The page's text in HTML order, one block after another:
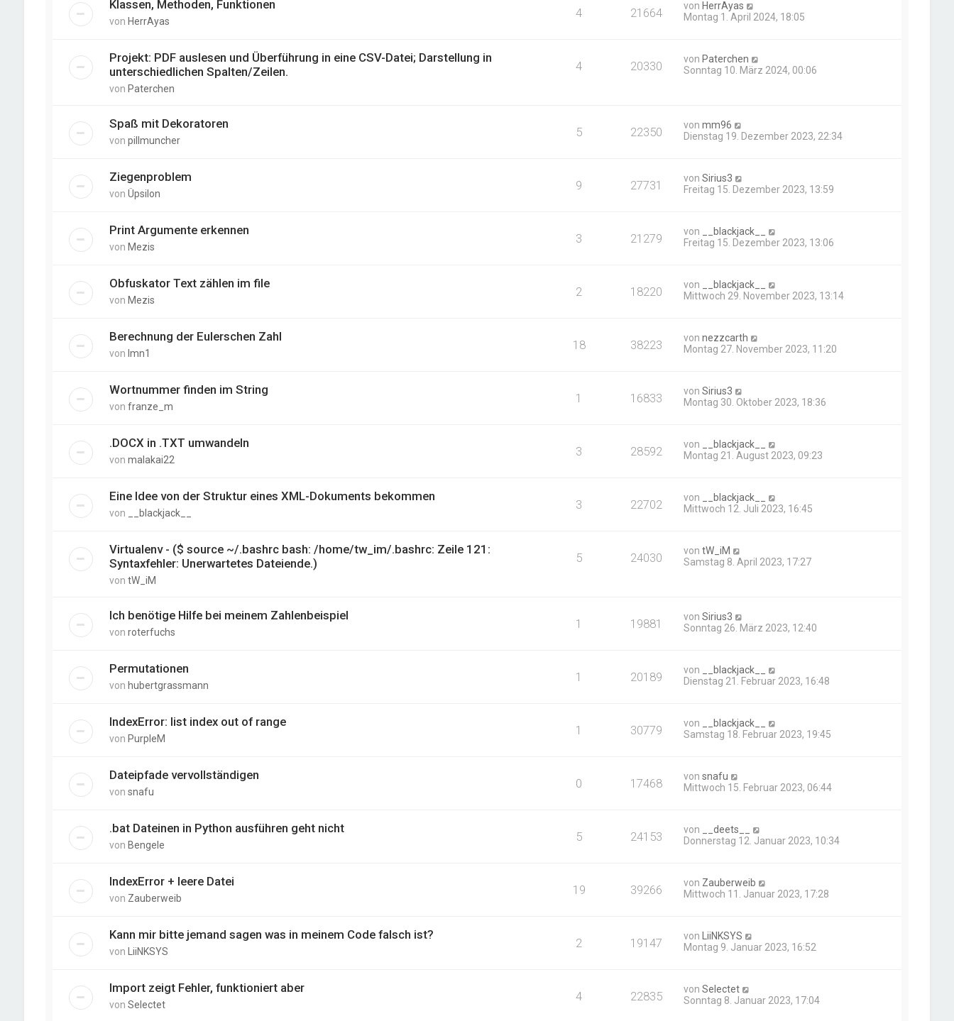
Klassen, Methoden, Funktionen
von HerrAyas
4 21664 von HerrAyas
Montag 1. April 2024, 18:05
Projekt: PDF auslesen und Überführung in eine CSV-Datei; Darstellung in
unterschiedlichen Spalten/Zeilen.
von Paterchen
4 20330 von Paterchen
Sonntag 10. März 2024, 00:06
Spaß mit Dekoratoren
von pillmuncher
5 22350 vonmm96
Dienstag 19. Dezember 2023, 22:34
Ziegenproblem
von Üpsilon
9 27731 vonSirius3
Freitag 15. Dezember 2023, 13:59
Print Argumente erkennen
von Mezis
3 21279 von
__blackjack__
Freitag 15. Dezember 2023, 13:06
Obfuskator Text zählen im file
von Mezis
2 18220 von
__blackjack__
Mittwoch 29. November 2023, 13:14
Berechnung der Eulerschen Zahl
von lmn1
18 38223 vonnezzcarth
Montag 27. November 2023, 11:20
Wortnummer finden im String
von franze_m
1 16833 vonSirius3
Montag 30. Oktober 2023, 18:36
.DOCX in .TXT umwandeln
von malakai22
3 28592 von
__blackjack__
Montag 21. August 2023, 09:23
Eine Idee von der Struktur eines XML-Dokuments bekommen
von __blackjack__
3 22702 von
__blackjack__
Mittwoch 12. Juli 2023, 16:45
Virtualenv - ($ source ~/.bashrc bash: /home/tw_im/.bashrc: Zeile 121:
Syntaxfehler: Unerwartetes Dateiende.)
von tW_iM
5 24030 vontW_iM
Samstag 8. April 2023, 17:27
Ich benötige Hilfe bei meinem Zahlenbeispiel
von roterfuchs
1 19881 vonSirius3
Sonntag 26. März 2023, 12:40
Permutationen
von hubertgrassmann
1 20189 von
__blackjack__
Dienstag 21. Februar 2023, 16:48
IndexError: list index out of range
von PurpleM
1 30779 von
__blackjack__
Samstag 18. Februar 2023, 19:45
Dateipfade vervollständigen
von snafu
0 17468 vonsnafu
Mittwoch 15. Februar 2023, 06:44
.bat Dateinen in Python ausführen geht nicht
von Bengele
5 24153 von
__deets__
Donnerstag 12. Januar 2023, 10:34
IndexError + leere Datei
von Zauberweib
19 39266 von Zauberweib
Mittwoch 11. Januar 2023, 17:28
Kann mir bitte jemand sagen was in meinem Code falsch ist?
von LiiNKSYS
2 19147 von LiiNKSYS
Montag 9. Januar 2023, 16:52
Import zeigt Fehler, funktioniert aber
von Selectet
4 22835 vonSelectet
Sonntag 8. Januar 2023, 17:04